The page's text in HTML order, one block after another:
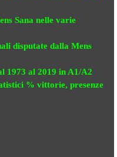
Sana nelle varie
disputate dalla Mens
1973 al 2019 in A1/A2
% vittorie, presenze